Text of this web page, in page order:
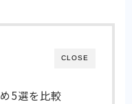
CLOSE
5選を比較